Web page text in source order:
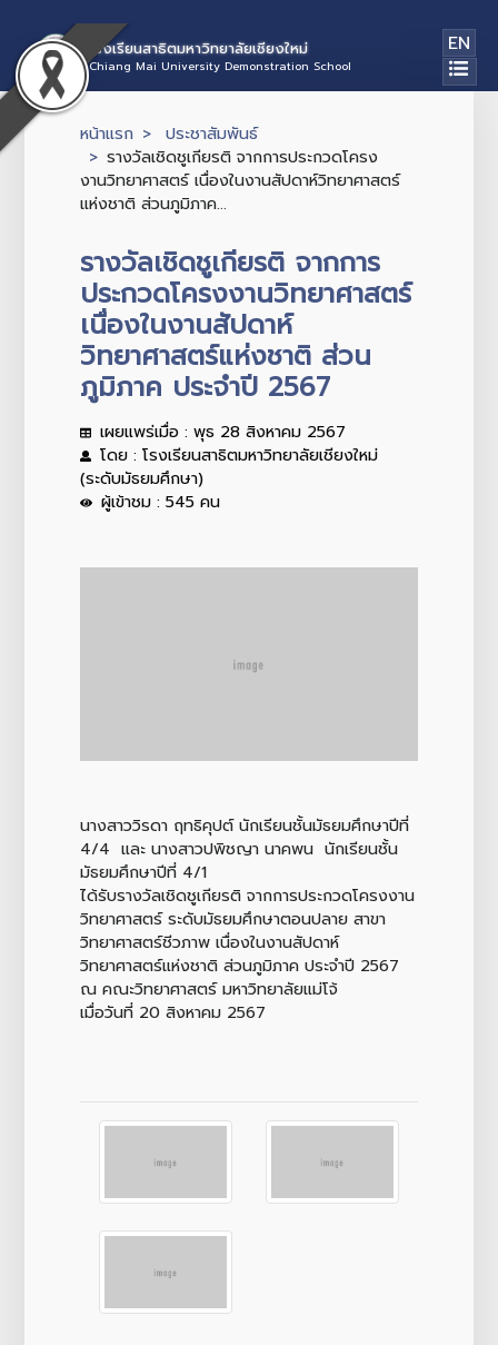
โรงเรียนสาธิตมหาวิทยาลัยเชียงใหม่
Chiang Mai University Demonstration School
EN
หน้าแรก
ประชาสัมพันธ์
รางวัลเชิดชูเกียรติ จากการประกวดโครง
งานวิทยาศาสตร์ เนื่องในงานสัปดาห์วิทยาศาสตร์
แห่งชาติ ส่วนภูมิภาค...
รางวัลเชิดชูเกียรติ จากการ
ประกวดโครงงานวิทยาศาสตร์
เนื่องในงานสัปดาห์
วิทยาศาสตร์แห่งชาติ ส่วน
ภูมิภาค ประจำปี 2567
เผยแพร่เมื่อ : พุธ 28 สิงหาคม 2567
โดย : โรงเรียนสาธิตมหาวิทยาลัยเชียงใหม่
(ระดับมัธยมศึกษา)
ผู้เข้าชม : 545 คน
นางสาววิรดา ฤทธิคุปต์ นักเรียนชั้นมัธยมศึกษาปีที่
4/4 และ นางสาวปพิชญา นาคพน นักเรียนชั้น
มัธยมศึกษาปีที่ 4/1
ได้รับรางวัลเชิดชูเกียรติ จากการประกวดโครงงาน
วิทยาศาสตร์ ระดับมัธยมศึกษาตอนปลาย สาขา
วิทยาศาสตร์ชีวภาพ เนื่องในงานสัปดาห์
วิทยาศาสตร์แห่งชาติ ส่วนภูมิภาค ประจำปี 2567
ณ คณะวิทยาศาสตร์ มหาวิทยาลัยแม่โจ้
เมื่อวันที่ 20 สิงหาคม 2567